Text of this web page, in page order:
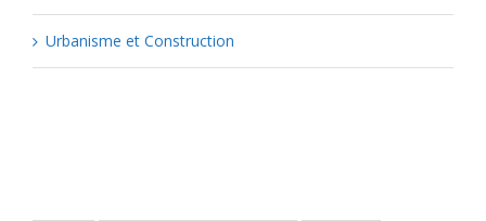
Urbanisme et Construction